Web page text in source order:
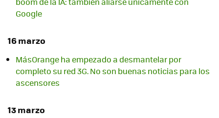
Google
16 marzo
MásOrange ha empezado a desmantelar por
completo su red 3G. No son buenas noticias para los
ascensores
13 marzo